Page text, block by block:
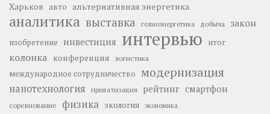
Харьков авто альтернативная энергетика
аналитика выставка гелиоэнергетика добыча закон
изобретение инвестиция интервью итог
колонка конференция логистика
международное сотрудничество модернизация
нанотехнология приватизация рейтинг смартфон
соревнование физика экология экономика